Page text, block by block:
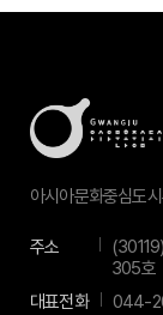
아시아문화중심도
주소
305호
대표전화
044-